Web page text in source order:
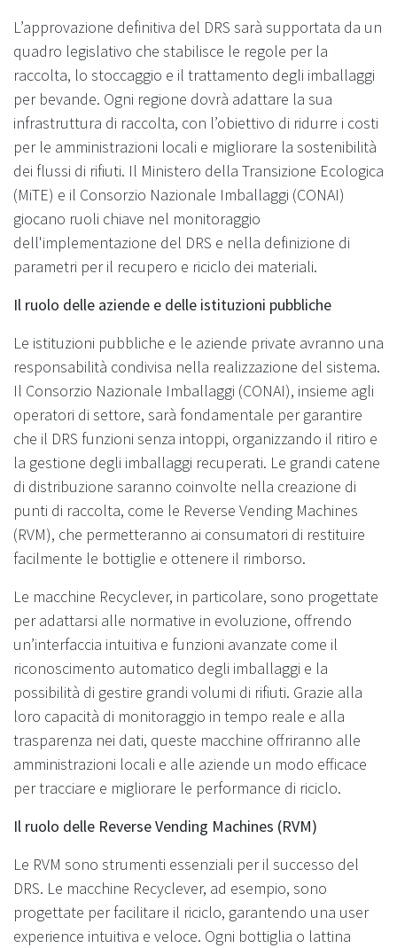
L’approvazione definitiva del DRS sarà supportata da un
quadro legislativo che stabilisce le regole per la
raccolta, lo stoccaggio e il trattamento degli imballaggi
per bevande. Ogni regione dovrà adattare la sua
infrastruttura di raccolta, con l’obiettivo di ridurre i costi
per le amministrazioni locali e migliorare la sostenibilità
dei flussi di rifiuti. Il Ministero della Transizione Ecologica
(MiTE) e il Consorzio Nazionale Imballaggi (CONAI)
giocano ruoli chiave nel monitoraggio
dell'implementazione del DRS e nella definizione di
parametri per il recupero e riciclo dei materiali.
Il ruolo delle aziende e delle istituzioni pubbliche
Le istituzioni pubbliche e le aziende private avranno una
responsabilità condivisa nella realizzazione del sistema.
Il Consorzio Nazionale Imballaggi (CONAI), insieme agli
operatori di settore, sarà fondamentale per garantire
che il DRS funzioni senza intoppi, organizzando il ritiro e
la gestione degli imballaggi recuperati. Le grandi catene
di distribuzione saranno coinvolte nella creazione di
punti di raccolta, come le Reverse Vending Machines
(RVM), che permetteranno ai consumatori di restituire
facilmente le bottiglie e ottenere il rimborso.
Le macchine Recyclever, in particolare, sono progettate
per adattarsi alle normative in evoluzione, offrendo
un’interfaccia intuitiva e funzioni avanzate come il
riconoscimento automatico degli imballaggi e la
possibilità di gestire grandi volumi di rifiuti. Grazie alla
loro capacità di monitoraggio in tempo reale e alla
trasparenza nei dati, queste macchine offriranno alle
amministrazioni locali e alle aziende un modo efficace
per tracciare e migliorare le performance di riciclo.
Il ruolo delle Reverse Vending Machines (RVM)
Le RVM sono strumenti essenziali per il successo del
DRS. Le macchine Recyclever, ad esempio, sono
progettate per facilitare il riciclo, garantendo una user
experience intuitiva e veloce. Ogni bottiglia o lattina